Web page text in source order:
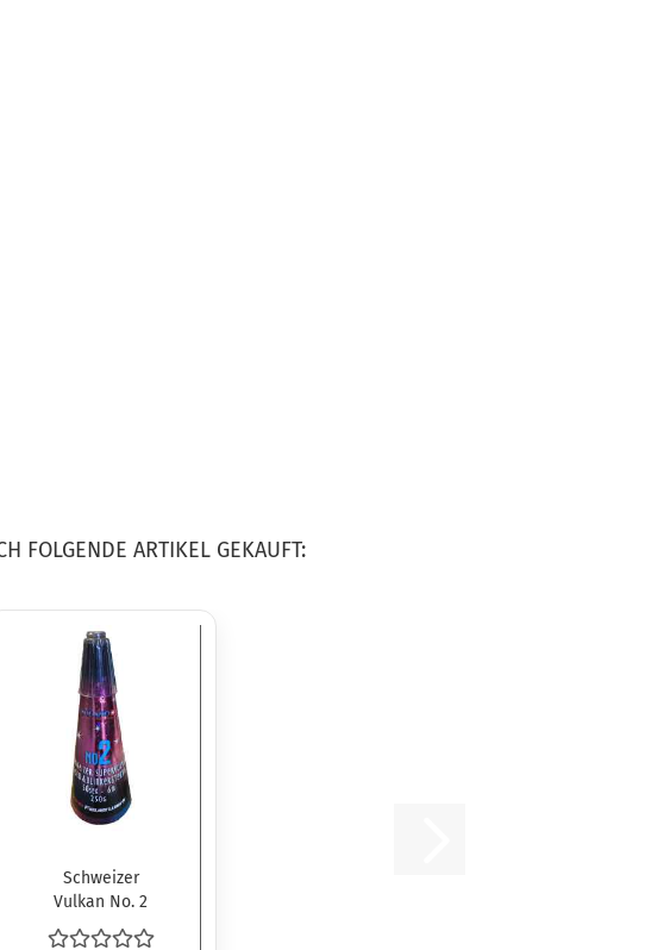
FOLGENDE ARTIKEL GEKAUFT:
Schweizer
Vulkan No. 2